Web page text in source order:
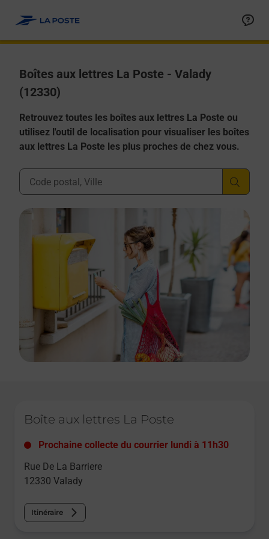
Boîtes aux lettres La Poste - Valady
(12330)
Retrouvez toutes les boîtes aux lettres La Poste ou
utilisez l'outil de localisation pour visualiser les boîtes
aux lettres La Poste les plus proches de chez vous.
Ville, Département, Code Postal
Boîte aux lettres La Poste
Prochaine collecte du courrier lundi à 11h30
Rue De La Barriere
12330 Valady
Itinéraire